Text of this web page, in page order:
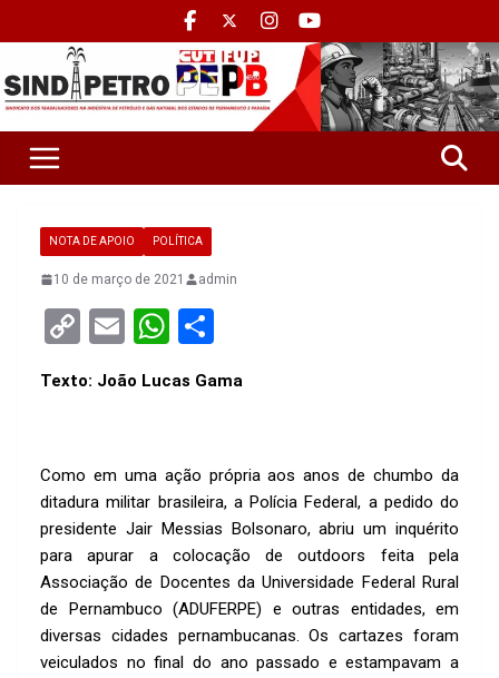
NOTA DE APOIO POLÍTICA
10 de março de 2021 admin
C
py
n
k
E
ail
W
at
A
p
p
ar
Texto: João Lucas Gama
Como em uma ação própria aos anos de chumbo da
ditadura militar brasileira, a Polícia Federal, a pedido do
presidente Jair Messias Bolsonaro, abriu um inquérito
para apurar a colocação de outdoors feita pela
Associação de Docentes da Universidade Federal Rural
de Pernambuco (ADUFERPE) e outras entidades, em
diversas cidades pernambucanas. Os cartazes foram
veiculados no final do ano passado e estampavam a